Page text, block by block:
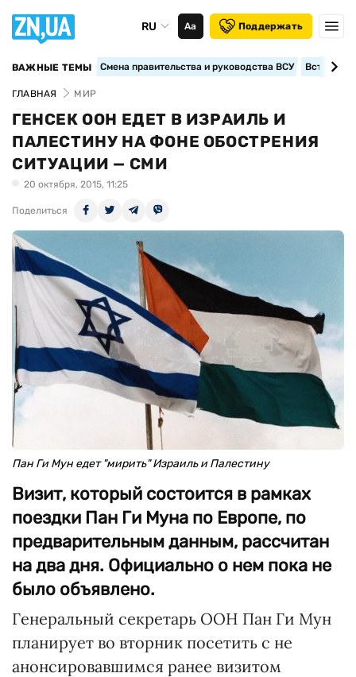
RU Аа Поддержать
ВАЖНЫЕ ТЕМЫ Смена правительства и руководства ВСУ
ГЛАВНАЯ МИР
ГЕНСЕК ООН ЕДЕТ В ИЗРАИЛЬ И
ПАЛЕСТИНУ НА ФОНЕ ОБОСТРЕНИЯ
СИТУАЦИИ — СМИ
20 октября, 2015, 11:25
Поделиться
Пан Ги Мун едет "мирить" Израиль и Палестину
Визит, который состоится в рамках
поездки Пан Ги Муна по Европе, по
предварительным данным, рассчитан
на два дня. Официально о нем пока не
было объявлено.
Генеральный секретарь ООН Пан Ги Мун
планирует во вторник посетить с не
анонсировавшимся ранее визитом